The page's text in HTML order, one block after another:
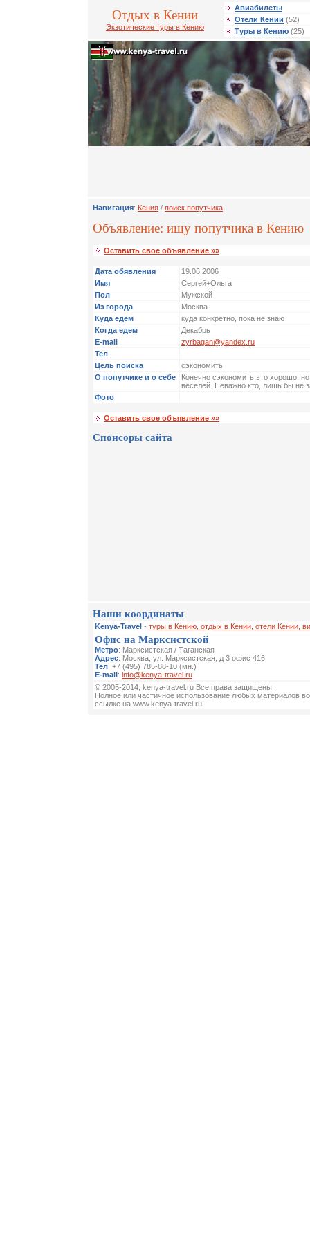
Отдых в Кении
Экзотические туры в Кению
Авиабилеты
Отели Кении (52)
Туры в Кению (25)
Навигация: Кения / поиск попутчика
Объявление: ищу попутчика в Кению
Оставить свое объявление »»
Дата обявления
19.06.2006
Имя
Сергей+Ольга
Пол
Мужской
Из города
Москва
Куда едем
куда конкретно, пока не знаю
Когда едем
Декабрь
E-mail
zyrbagan@yandex.ru
Тел
Цель поиска
сэкономить
О попутчике и о себе
Конечно сэкономить это хорошо,
веселей. Неважно кто, лишь бы не
Фото
Оставить свое объявление »»
Спонсоры сайта
Наши координаты
Kenya-Travel - туры в Кению, отдых в Кении, отели Кении,
Офис на Марксистской
Метро: Марксистская / Таганская
Адрес: Москва, ул. Марксистская, д 3 офис 416
Тел: +7 (495) 785-88-10 (мн.)
E-mail: info@kenya-travel.ru
© 2005-2014, kenya-travel.ru Все права защищены.
Полное или частичное использование любых материалов
ссылке на www.kenya-travel.ru!